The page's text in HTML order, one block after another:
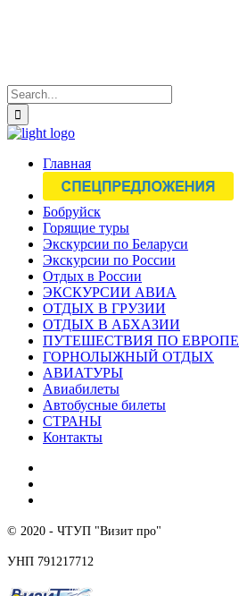
Главная
Бобруйск
Горящие туры
Экскурсии по Беларуси
Экскурсии по России
Отдых в России
ЭКСКУРСИИ АВИА
ОТДЫХ В ГРУЗИИ
ОТДЫХ В АБХАЗИИ
ПУТЕШЕСТВИЯ ПО ЕВРОПЕ
ГОРНОЛЫЖНЫЙ ОТДЫХ
АВИАТУРЫ
Авиабилеты
Автобусные билеты
СТРАНЫ
Контакты
© 2020 - ЧТУП "Визит про"
УНП 791217712